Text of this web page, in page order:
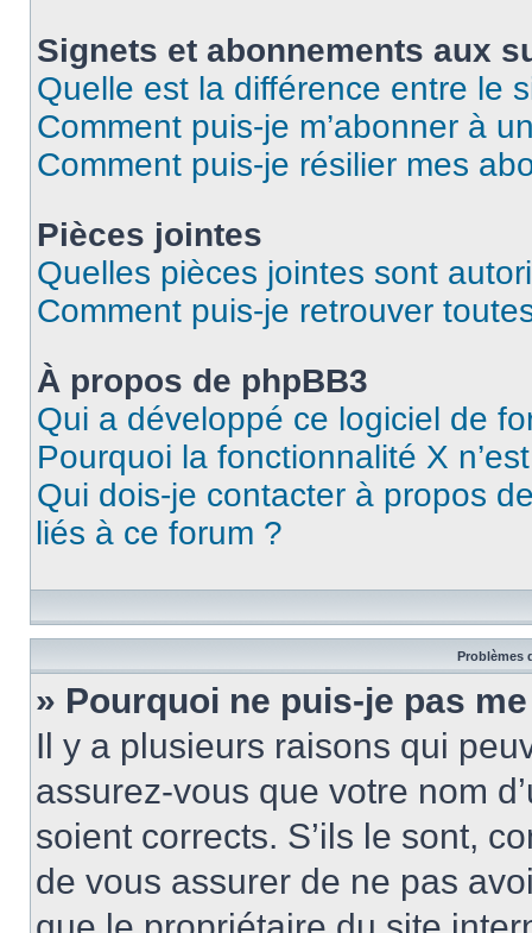
Signets et abonnements aux
Quelle est la différence entre le
Comment puis-je m’abonner à
Comment puis-je résilier mes
Pièces jointes
Quelles pièces jointes sont
Comment puis-je retrouver
À propos de phpBB3
Qui a développé ce logiciel de
Pourquoi la fonctionnalité X
Qui dois-je contacter à propos
liés à ce forum ?
Problèmes
» Pourquoi ne puis-je pas
Il y a plusieurs raisons qui
assurez-vous que votre nom
soient corrects. S’ils le sont,
de vous assurer de ne pas